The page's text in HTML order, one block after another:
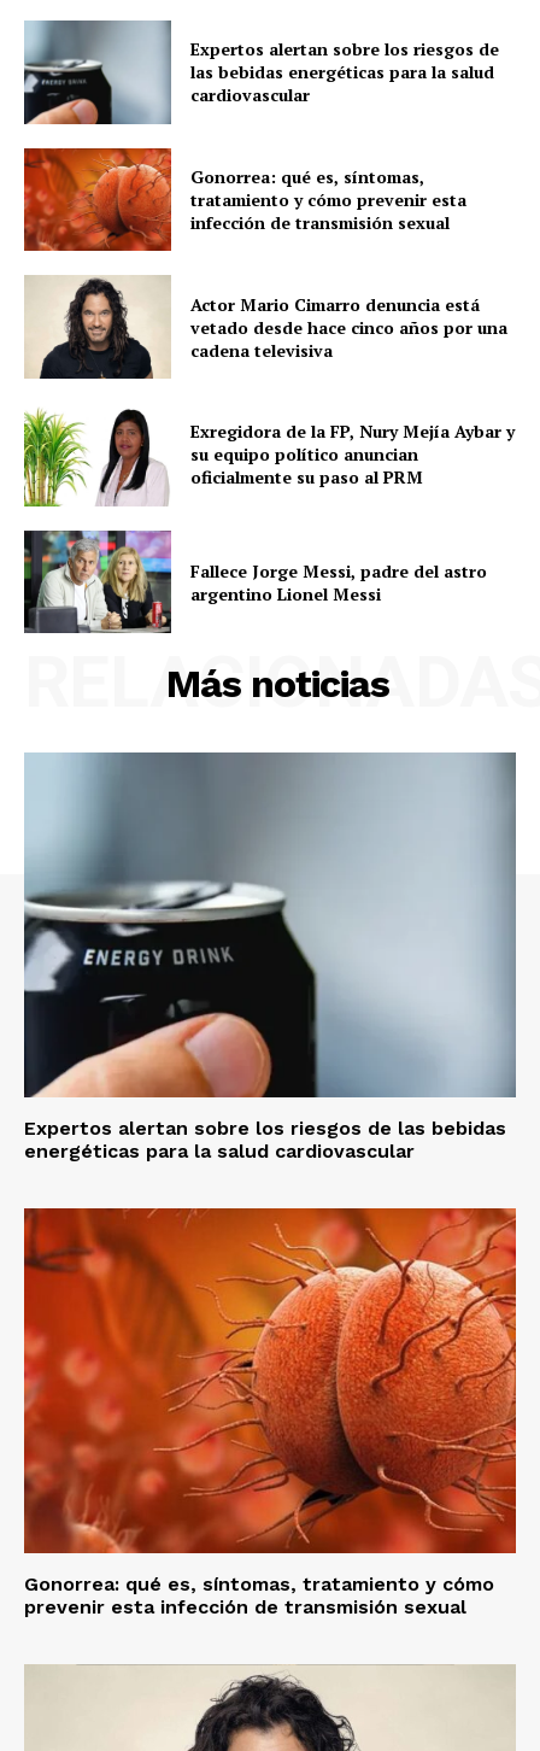
Expertos alertan sobre los riesgos de
las bebidas energéticas para la salud
cardiovascular
Gonorrea: qué es, síntomas,
tratamiento y cómo prevenir esta
infección de transmisión sexual
Actor Mario Cimarro denuncia está
vetado desde hace cinco años por una
cadena televisiva
Exregidora de la FP, Nury Mejía Aybar y
su equipo político anuncian
oficialmente su paso al PRM
Fallece Jorge Messi, padre del astro
argentino Lionel Messi
Más noticias
Expertos alertan sobre los riesgos de las bebidas
energéticas para la salud cardiovascular
Gonorrea: qué es, síntomas, tratamiento y cómo
prevenir esta infección de transmisión sexual